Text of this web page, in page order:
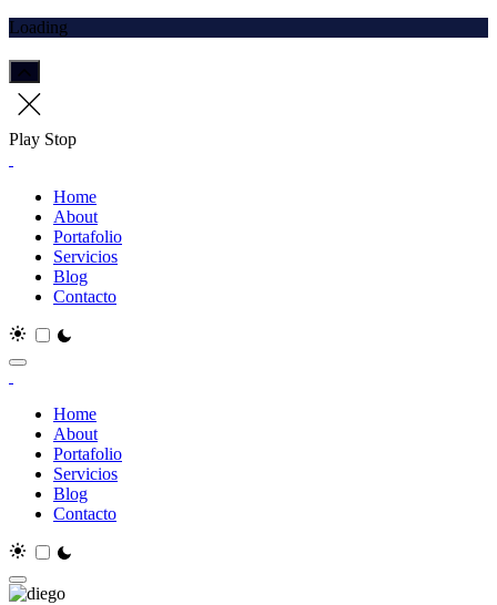
Loading
Play Stop
Home
About
Portafolio
Servicios
Blog
Contacto
Home
About
Portafolio
Servicios
Blog
Contacto